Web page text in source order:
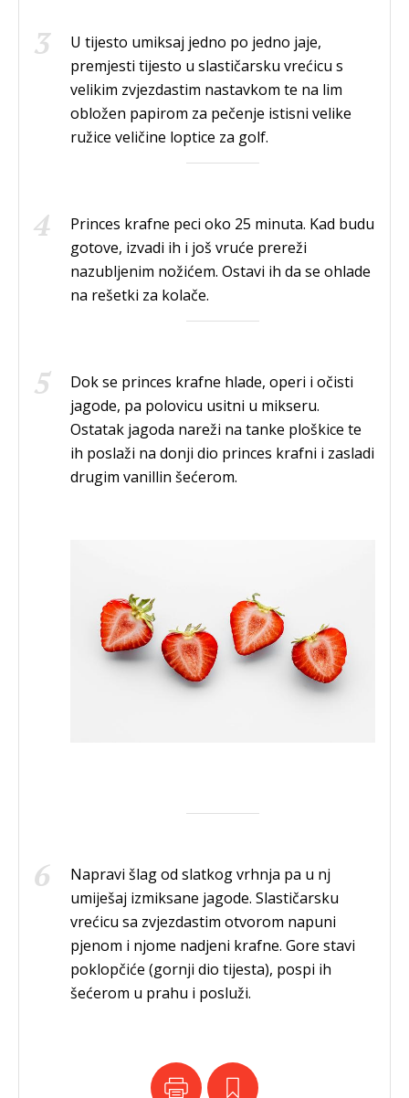
U tijesto umiksaj jedno po jedno jaje,
premjesti tijesto u slastičarsku vrećicu s
velikim zvjezdastim nastavkom te na lim
obložen papirom za pečenje istisni velike
ružice veličine loptice za golf.
Princes krafne peci oko 25 minuta. Kad budu
gotove, izvadi ih i još vruće prereži
nazubljenim nožićem. Ostavi ih da se ohlade
na rešetki za kolače.
Dok se princes krafne hlade, operi i očisti
jagode, pa polovicu usitni u mikseru.
Ostatak jagoda nareži na tanke ploškice te
ih poslaži na donji dio princes krafni i zasladi
drugim vanillin šećerom.
Napravi šlag od slatkog vrhnja pa u nj
umiješaj izmiksane jagode. Slastičarsku
vrećicu sa zvjezdastim otvorom napuni
pjenom i njome nadjeni krafne. Gore stavi
poklopčiće (gornji dio tijesta), pospi ih
šećerom u prahu i posluži.